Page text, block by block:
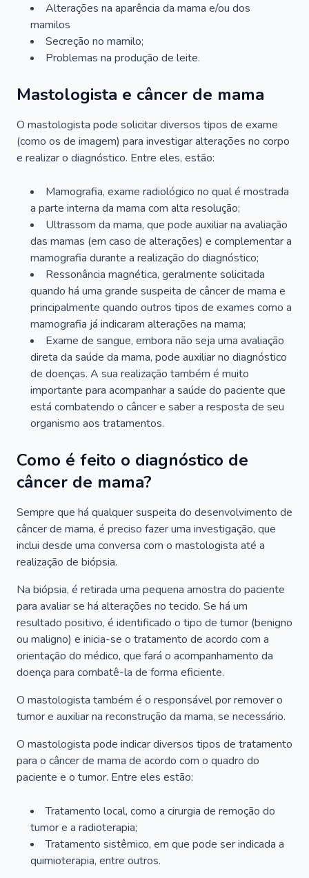
Alterações na aparência da mama e/ou dos
mamilos
Secreção no mamilo;
Problemas na produção de leite.
Mastologista e câncer de mama
O mastologista pode solicitar diversos tipos de exame
(como os de imagem) para investigar alterações no corpo
e realizar o diagnóstico. Entre eles, estão:
Mamografia, exame radiológico no qual é mostrada
a parte interna da mama com alta resolução;
Ultrassom da mama, que pode auxiliar na avaliação
das mamas (em caso de alterações) e complementar a
mamografia durante a realização do diagnóstico;
Ressonância magnética, geralmente solicitada
quando há uma grande suspeita de câncer de mama e
principalmente quando outros tipos de exames como a
mamografia já indicaram alterações na mama;
Exame de sangue, embora não seja uma avaliação
direta da saúde da mama, pode auxiliar no diagnóstico
de doenças. A sua realização também é muito
importante para acompanhar a saúde do paciente que
está combatendo o câncer e saber a resposta de seu
organismo aos tratamentos.
Como é feito o diagnóstico de
câncer de mama?
Sempre que há qualquer suspeita do desenvolvimento de
câncer de mama, é preciso fazer uma investigação, que
inclui desde uma conversa com o mastologista até a
realização de biópsia.
Na biópsia, é retirada uma pequena amostra do paciente
para avaliar se há alterações no tecido. Se há um
resultado positivo, é identificado o tipo de tumor (benigno
ou maligno) e inicia-se o tratamento de acordo com a
orientação do médico, que fará o acompanhamento da
doença para combatê-la de forma eficiente.
O mastologista também é o responsável por remover o
tumor e auxiliar na reconstrução da mama, se necessário.
O mastologista pode indicar diversos tipos de tratamento
para o câncer de mama de acordo com o quadro do
paciente e o tumor. Entre eles estão:
Tratamento local, como a cirurgia de remoção do
tumor e a radioterapia;
Tratamento sistêmico, em que pode ser indicada a
quimioterapia, entre outros.